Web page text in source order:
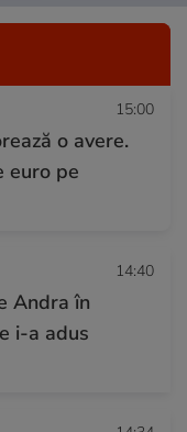
15:00
o avere.
euro pe
14:40
Andra în
i-a adus